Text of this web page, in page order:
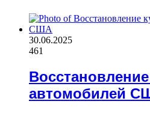
30.06.2025
461
автомобилей